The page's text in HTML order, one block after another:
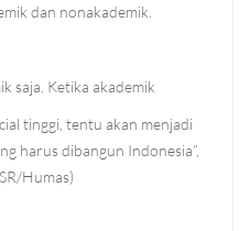
dan nonakademik.
saja. Ketika akademik
tinggi, tentu akan menjadi
harus dibangun Indonesia”,
Humas)